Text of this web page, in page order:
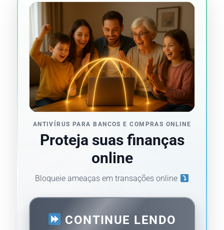
N
ANTIVÍRUS PARA BANCOS E COMPRAS ONLINE
Proteja suas finanças
online
Bloqueie ameaças em transações online
CONTINUE LENDO